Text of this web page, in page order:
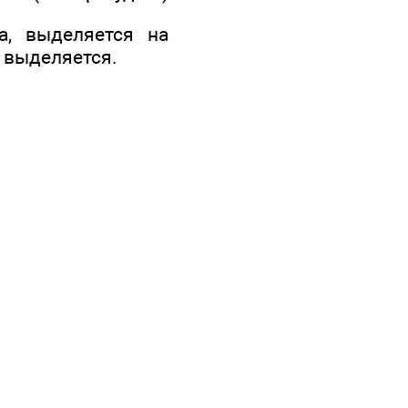
выделяется на